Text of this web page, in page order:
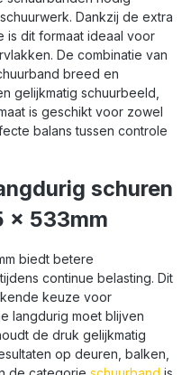
Dankzij de extra
is dit formaat ideaal voor
De combinatie van
breed en
gelijkmatig schuurbeeld,
is geschikt voor zowel
balans tussen controle
schuren
x 533mm
biedt betere
continue belasting. Dit
keuze voor
langdurig moet blijven
de druk gelijkmatig
op deuren, balken,